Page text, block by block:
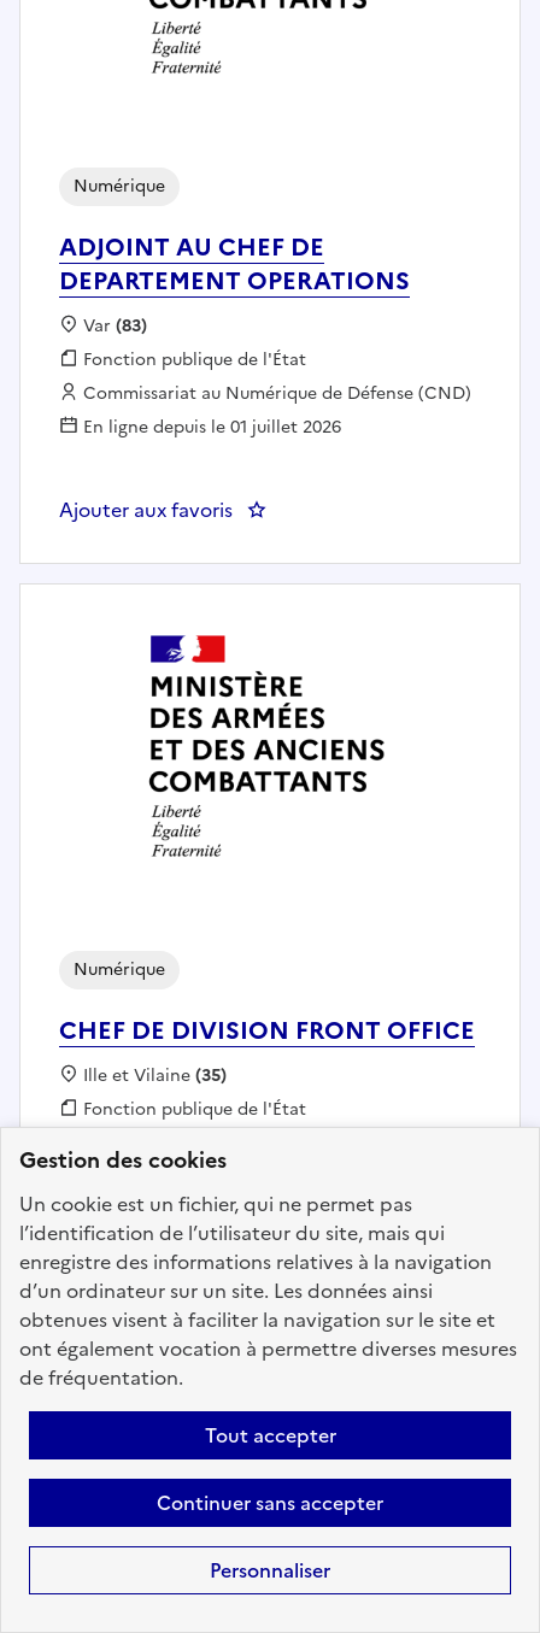
Gestion des cookies
Un cookie est un fichier, qui ne permet pas
l’identification de l’utilisateur du site, mais qui
enregistre des informations relatives à la navigation
d’un ordinateur sur un site. Les données ainsi
obtenues visent à faciliter la navigation sur le site et
ont également vocation à permettre diverses mesures
de fréquentation.
Tout accepter
Continuer sans accepter
Personnaliser
ADJOINT AU CHEF DE
DEPARTEMENT OPERATIONS
Numérique
Localisation :
Var (83)
Fonction publique :
Fonction publique de l'État
Employeur :
Commissariat au Numérique de Défense (CND)
En ligne depuis le 01 juillet 2026
Ajouter aux favoris : ADJOINT AU CHEF DE
CHEF DE DIVISION FRONT OFFICE
Numérique
Localisation :
Ille et Vilaine(35)
Fonction publique :
Fonction publique de l'État
En ligne depuis le 01 juillet 2026
Ajouter aux favoris : CHEF DE DIVISION FRONT
Précédent 66
70
71 72 137 Suivant
Aller à la page